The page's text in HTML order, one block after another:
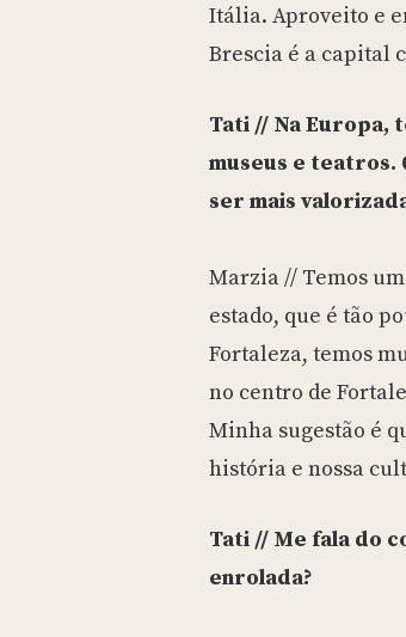
Itália. Aproveito e
Brescia é a capital
Tati // Na Europa,
museus e teatros.
ser mais
Marzia // Temos
estado, que é tão
Fortaleza, temos
no centro de
Minha sugestão é
história e nossa
Tati // Me fala do
enrolada?